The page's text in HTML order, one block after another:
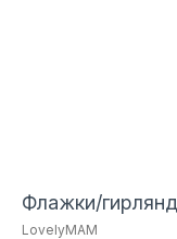
Флажки/
LovelyMAM